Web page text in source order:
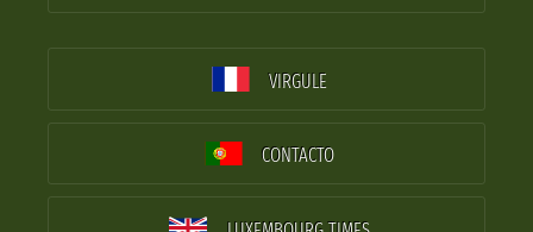
VIRGULE
CONTACTO